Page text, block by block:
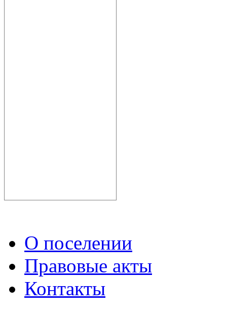
О поселении
Правовые акты
Контакты